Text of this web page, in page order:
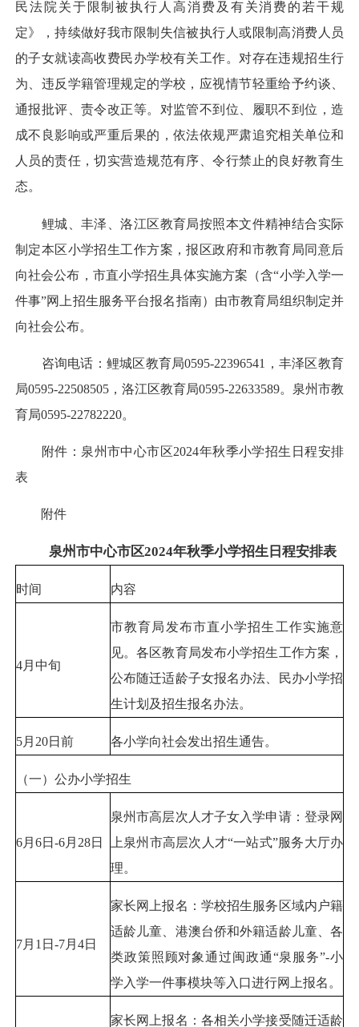
民法院关于限制被执行人高消费及有关消费的若干规
定》，持续做好我市限制失信被执行人或限制高消费人员
的子女就读高收费民办学校有关工作。对存在违规招生行
为、违反学籍管理规定的学校，应视情节轻重给予约谈、
通报批评、责令改正等。对监管不到位、履职不到位，造
成不良影响或严重后果的，依法依规严肃追究相关单位和
人员的责任，切实营造规范有序、令行禁止的良好教育生
态。
鲤城、丰泽、洛江区教育局按照本文件精神结合实际
制定本区小学招生工作方案，报区政府和市教育局同意后
向社会公布，市直小学招生具体实施方案（含“小学入学一
件事”网上招生服务平台报名指南）由市教育局组织制定并
向社会公布。
咨询电话：鲤城区教育局0595-22396541，丰泽区教育
局0595-22508505，洛江区教育局0595-22633589。泉州市教
育局0595-22782220。
附件：泉州市中心市区2024年秋季小学招生日程安排
表
附件
泉州市中心市区2024年秋季小学招生日程安排表
时间 内容
4月中旬
市教育局发布市直小学招生工作实施意
见。各区教育局发布小学招生工作方案，
公布随迁适龄子女报名办法、民办小学招
生计划及招生报名办法。
5月20日前 各小学向社会发出招生通告。
（一）公办小学招生
6月6日-6月28日
泉州市高层次人才子女入学申请：登录网
上泉州市高层次人才“一站式”服务大厅办
理。
7月1日-7月4日
家长网上报名：学校招生服务区域内户籍
适龄儿童、港澳台侨和外籍适龄儿童、各
类政策照顾对象通过闽政通“泉服务”-小
学入学一件事模块等入口进行网上报名。
家长网上报名：各相关小学接受随迁适龄